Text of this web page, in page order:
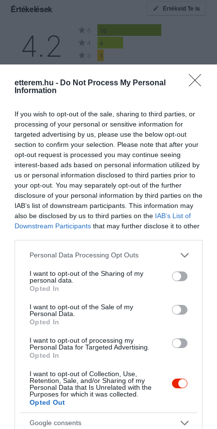
etterem.hu - Do Not Process My Personal
Information
If you wish to opt-out of the sale, sharing to third parties, or
processing of your personal or sensitive information for
targeted advertising by us, please use the below opt-out
section to confirm your selection. Please note that after your
opt-out request is processed you may continue seeing
interest-based ads based on personal information utilized by
us or personal information disclosed to third parties prior to
your opt-out. You may separately opt-out of the further
disclosure of your personal information by third parties on the
IAB’s list of downstream participants. This information may
also be disclosed by us to third parties on the IAB’s List of
Downstream Participants that may further disclose it to other
Please note that this website/app uses one or more Google
not limited to your visit or usage behaviour. You may click to
grant or deny consent to Google and its third-party tags to
use your data for below specified purposes in below Google
consent section.
Personal Data Processing Opt Outs
I want to opt-out of the Sharing of my
personal data.
Opted In
I want to opt-out of the Sale of my
Personal Data.
Opted In
I want to opt-out of processing my
Personal Data for Targeted Advertising.
Opted In
I want to opt-out of Collection, Use,
Retention, Sale, and/or Sharing of my
Personal Data that Is Unrelated with the
Purposes for which it was collected.
Opted Out
Google consents
Értékelések Értékeld Te is
4.2 5 10
4 4
3 1
2
1 2
Márkesné Bonyhay Andrea
2024. Július 20.
Házassági évfordulóra
válastottam ezt az éttermet.
Sajnos csalódás volt. A
környezet nagyon szép, finom
a házi vörös és rosé bor. A
kiszolgálás is megfelelő. A
férjem rántott borjúlábat kért,
ami sajnos nem volt sok 3 kis
csík és a tartalom sem éppen
az a velős állag, amit elvárna
az ember egy ilyen fajta
elvághatatlan. Az én ételem
és hátszín, több helyen rágos
íztelen, egyhangú. Hát nem ez
volt a legjobb választás.
udvarias és kedves
kiszolgálás,finom ételek.